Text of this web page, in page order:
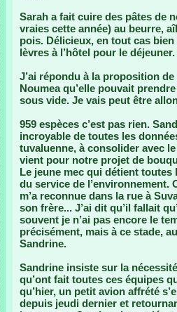
Sarah a fait cuire des pâtes de
vraies cette année) au beurre,
pois. Délicieux, en tout cas
lèvres à l’hôtel pour le déjeuner.
J’ai répondu à la proposition
Noumea qu’elle pouvait
sous vide. Je vais peut être
959 espèces c’est pas rien.
incroyable de toutes les
tuvaluenne, à consolider avec
vient pour notre projet de
Le jeune mec qui détient
du service de l’environnement.
m’a reconnue dans la rue à
son frère... J’ai dit qu’il fallait
souvent je n’ai pas encore le
précisément, mais à ce stade,
Sandrine.
Sandrine insiste sur la
qu’ont fait toutes ces équipes
qu’hier, un petit avion affrété
depuis jeudi dernier et